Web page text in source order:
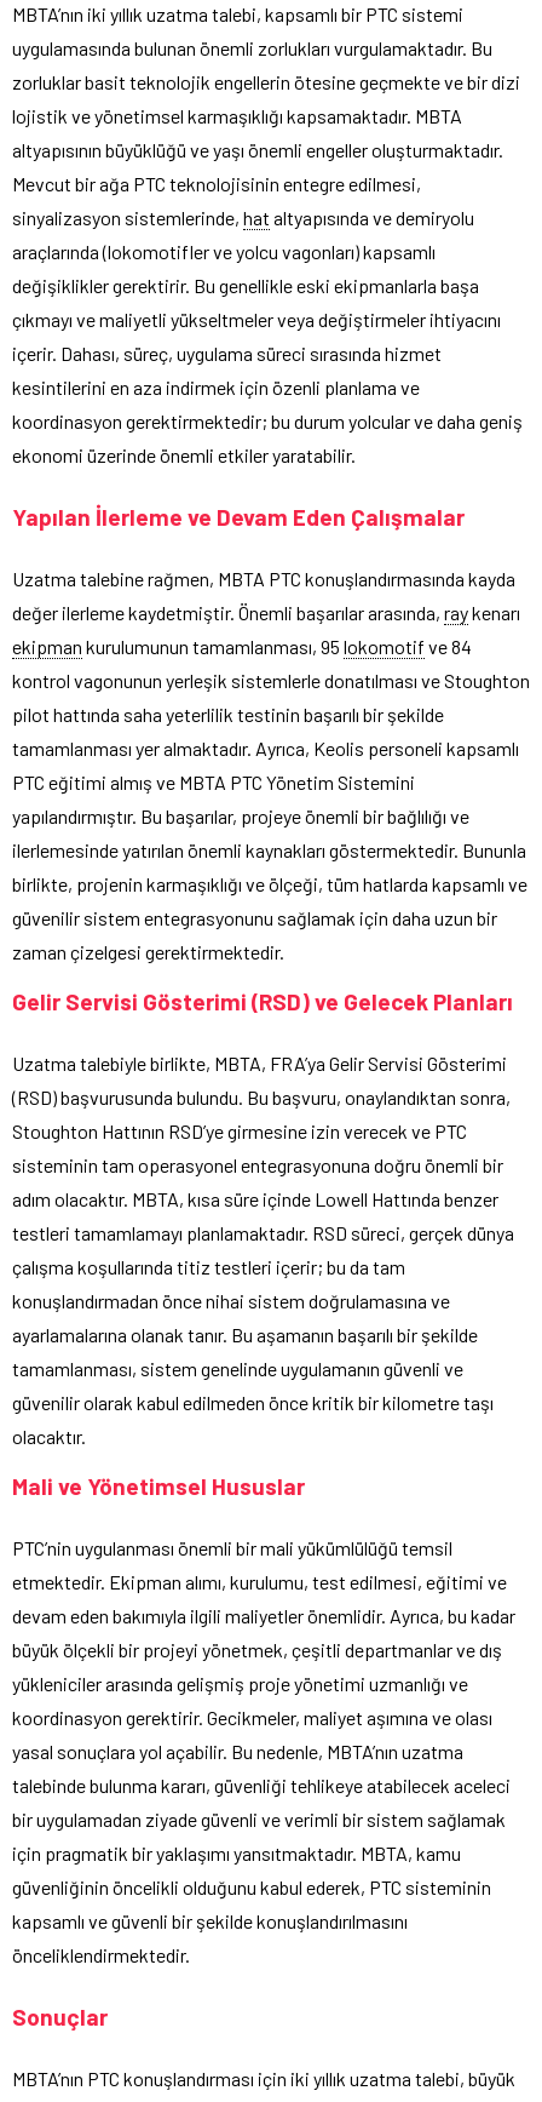
MBTA’nın iki yıllık uzatma talebi, kapsamlı bir PTC sistemi
uygulamasında bulunan önemli zorlukları vurgulamaktadır. Bu
zorluklar basit teknolojik engellerin ötesine geçmekte ve bir dizi
lojistik ve yönetimsel karmaşıklığı kapsamaktadır. MBTA
altyapısının büyüklüğü ve yaşı önemli engeller oluşturmaktadır.
Mevcut bir ağa PTC teknolojisinin entegre edilmesi,
sinyalizasyon sistemlerinde, hat altyapısında ve demiryolu
araçlarında (lokomotifler ve yolcu vagonları) kapsamlı
değişiklikler gerektirir. Bu genellikle eski ekipmanlarla başa
çıkmayı ve maliyetli yükseltmeler veya değiştirmeler ihtiyacını
içerir. Dahası, süreç, uygulama süreci sırasında hizmet
kesintilerini en aza indirmek için özenli planlama ve
koordinasyon gerektirmektedir; bu durum yolcular ve daha geniş
ekonomi üzerinde önemli etkiler yaratabilir.
Yapılan İlerleme ve Devam Eden Çalışmalar
Uzatma talebine rağmen, MBTA PTC konuşlandırmasında kayda
değer ilerleme kaydetmiştir. Önemli başarılar arasında, raykenarı
ekipman kurulumunun tamamlanması, 95 lokomotif ve 84
kontrol vagonunun yerleşik sistemlerle donatılması ve Stoughton
pilot hattında saha yeterlilik testinin başarılı bir şekilde
tamamlanması yer almaktadır. Ayrıca, Keolis personeli kapsamlı
PTC eğitimi almış ve MBTA PTC Yönetim Sistemini
yapılandırmıştır. Bu başarılar, projeye önemli bir bağlılığı ve
ilerlemesinde yatırılan önemli kaynakları göstermektedir. Bununla
birlikte, projenin karmaşıklığı ve ölçeği, tüm hatlarda kapsamlı ve
güvenilir sistem entegrasyonunu sağlamak için daha uzun bir
zaman çizelgesi gerektirmektedir.
Gelir Servisi Gösterimi (RSD) ve Gelecek Planları
Uzatma talebiyle birlikte, MBTA, FRA’ya Gelir Servisi Gösterimi
(RSD) başvurusunda bulundu. Bu başvuru, onaylandıktan sonra,
Stoughton Hattının RSD’ye girmesine izin verecek ve PTC
sisteminin tam operasyonel entegrasyonuna doğru önemli bir
adım olacaktır. MBTA, kısa süre içinde Lowell Hattında benzer
testleri tamamlamayı planlamaktadır. RSD süreci, gerçek dünya
çalışma koşullarında titiz testleri içerir; bu da tam
konuşlandırmadan önce nihai sistem doğrulamasına ve
ayarlamalarına olanak tanır. Bu aşamanın başarılı bir şekilde
tamamlanması, sistem genelinde uygulamanın güvenli ve
güvenilir olarak kabul edilmeden önce kritik bir kilometre taşı
olacaktır.
Mali ve Yönetimsel Hususlar
PTC’nin uygulanması önemli bir mali yükümlülüğü temsil
etmektedir. Ekipman alımı, kurulumu, test edilmesi, eğitimi ve
devam eden bakımıyla ilgili maliyetler önemlidir. Ayrıca, bu kadar
büyük ölçekli bir projeyi yönetmek, çeşitli departmanlar ve dış
yükleniciler arasında gelişmiş proje yönetimi uzmanlığı ve
koordinasyon gerektirir. Gecikmeler, maliyet aşımına ve olası
yasal sonuçlara yol açabilir. Bu nedenle, MBTA’nın uzatma
talebinde bulunma kararı, güvenliği tehlikeye atabilecek aceleci
bir uygulamadan ziyade güvenli ve verimli bir sistem sağlamak
için pragmatik bir yaklaşımı yansıtmaktadır. MBTA, kamu
güvenliğinin öncelikli olduğunu kabul ederek, PTC sisteminin
kapsamlı ve güvenli bir şekilde konuşlandırılmasını
önceliklendirmektedir.
Sonuçlar
MBTA’nın PTC konuşlandırması için iki yıllık uzatma talebi, büyük